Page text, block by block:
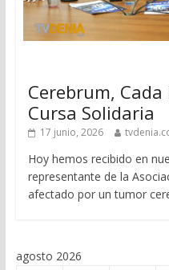
Cerebrum, Cada
Cursa Solidaria
17 junio, 2026
Hoy hemos recibido en
representante de la
afectado por un tumor
agosto 2026